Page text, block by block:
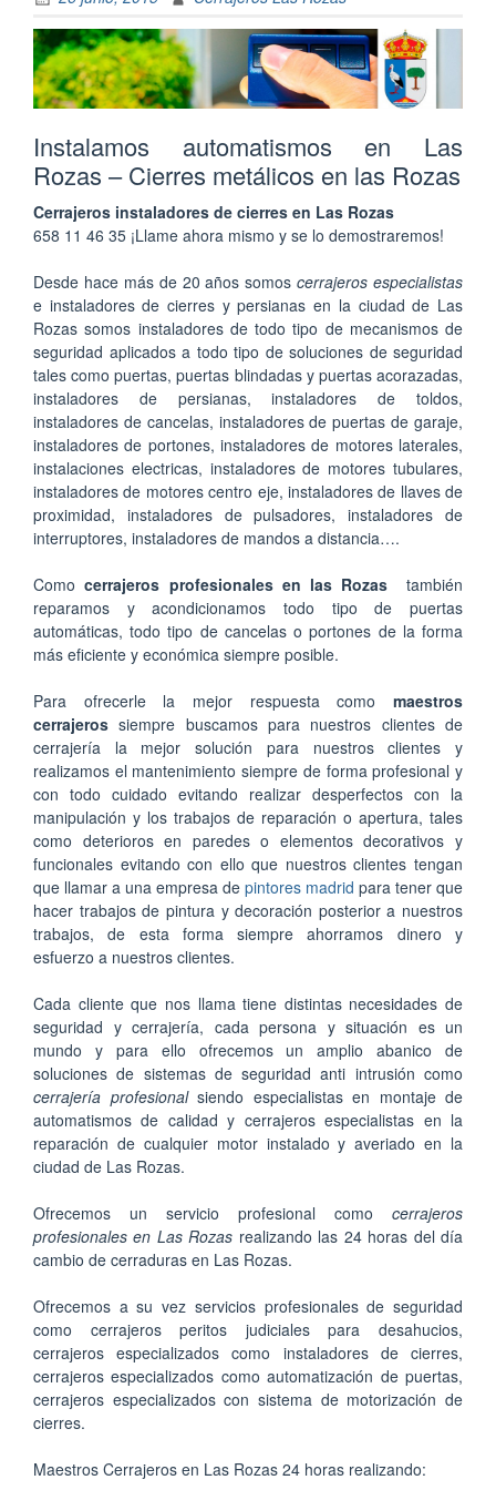
Instalamos automatismos en Las
Rozas – Cierres metálicos en las Rozas
Cerrajeros instaladores de cierres en Las Rozas
658 11 46 35 ¡Llame ahora mismo y se lo demostraremos!
Desde hace más de 20 años somoscerrajeros especialistas
e instaladores de cierres y persianas en la ciudad de Las
Rozas somos instaladores de todo tipo de mecanismos de
seguridad aplicados a todo tipo de soluciones de seguridad
tales como puertas, puertas blindadas y puertas acorazadas,
instaladores de persianas, instaladores de toldos,
instaladores de cancelas, instaladores de puertas de garaje,
instaladores de portones, instaladores de motores laterales,
instalaciones electricas, instaladores de motores tubulares,
instaladores de motores centro eje, instaladores de llaves de
proximidad, instaladores de pulsadores, instaladores de
interruptores, instaladores de mandos a distancia….
Comocerrajeros profesionales en las Rozas también
reparamos y acondicionamos todo tipo de puertas
automáticas, todo tipo de cancelas o portones de la forma
más eficiente y económica siempre posible.
Para ofrecerle la mejor respuesta como maestros
cerrajeros siempre buscamos para nuestros clientes de
cerrajería la mejor solución para nuestros clientes y
realizamos el mantenimiento siempre de forma profesional y
con todo cuidado evitando realizar desperfectos con la
manipulación y los trabajos de reparación o apertura, tales
como deterioros en paredes o elementos decorativos y
funcionales evitando con ello que nuestros clientes tengan
que llamar a una empresa de pintores madrid para tener que
hacer trabajos de pintura y decoración posterior a nuestros
trabajos, de esta forma siempre ahorramos dinero y
esfuerzo a nuestros clientes.
Cada cliente que nos llama tiene distintas necesidades de
seguridad y cerrajería, cada persona y situación es un
mundo y para ello ofrecemos un amplio abanico de
soluciones de sistemas de seguridad anti intrusión como
cerrajería profesionalsiendo especialistas en montaje de
automatismos de calidad y cerrajeros especialistas en la
reparación de cualquier motor instalado y averiado en la
ciudad de Las Rozas.
Ofrecemos un servicio profesional como cerrajeros
profesionales en Las Rozas realizando las 24 horas del día
cambio de cerraduras en Las Rozas.
Ofrecemos a su vez servicios profesionales de seguridad
como cerrajeros peritos judiciales para desahucios,
cerrajeros especializados como instaladores de cierres,
cerrajeros especializados como automatización de puertas,
cerrajeros especializados con sistema de motorización de
cierres.
Maestros Cerrajeros en Las Rozas 24 horas realizando: